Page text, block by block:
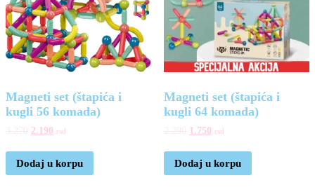
Magneti set (štapića i
kugli 56 komada)
2.190 rsd
Dodaj u korpu
Magneti set (štapića i
kugli 64 komada)
1.750 rsd
Dodaj u korpu